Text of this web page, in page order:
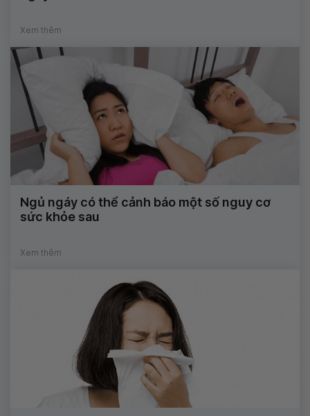
Xem thêm
Ngủ ngáy có thể cảnh báo một số nguy cơ
sức khỏe sau
Xem thêm